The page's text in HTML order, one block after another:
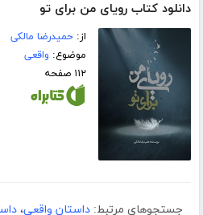
دانلود کتاب رویای من برای تو
از:حمیدرضا مالکی
موضوع: واقعی
۱۱۲ صفحه
جستجوهای مرتبط: داستان واقعی،